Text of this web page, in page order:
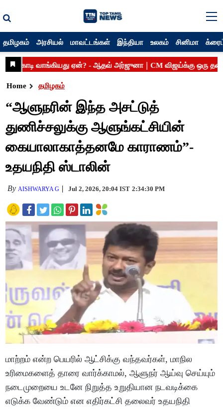
தமிழகம் அரசியல் மாவட்டங்கள் இந்தியா உலகம் சினிமா
Home தமிழகம்
“ஆளுநரின் இந்த அசட்டுத்
துணிச்சலுக்கு ஆளுங்கட்சியின்
கையாலாகாத்தனமே காராணம்”-
உதயநிதி ஸ்டாலின்
By AISHWARYA G Jul 2, 2026, 20:04 IST 2:34:30 PM
மாற்றம் என்ற பெயரில் ஆட்சிக்கு வந்தவர்கள், மாநில
உரிமைகளைத் தாரை வார்க்காமல், ஆளுநர் ஆய்வு செய்யும்
நடைமுறையை உடனே நிறுத்த உறுதியான நடவடிக்கை
எடுக்க வேண்டும் என எதிர்கட்சி தலைவர் உதயநிதி